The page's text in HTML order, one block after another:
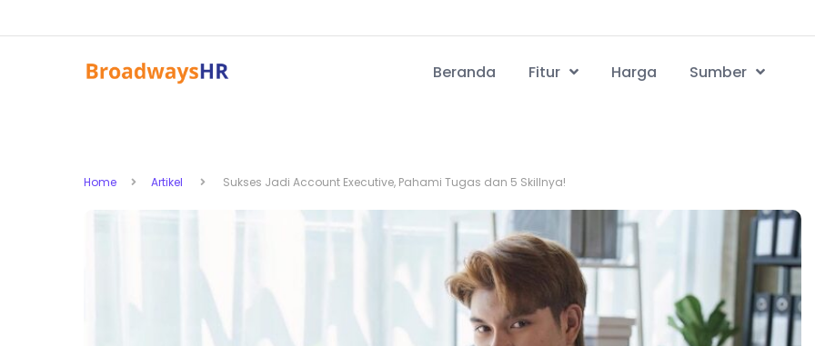
Beranda Fitur Harga Sumber
Home Artikel Sukses Jadi Account Executive, Pahami Tugas dan 5 Skillnya!